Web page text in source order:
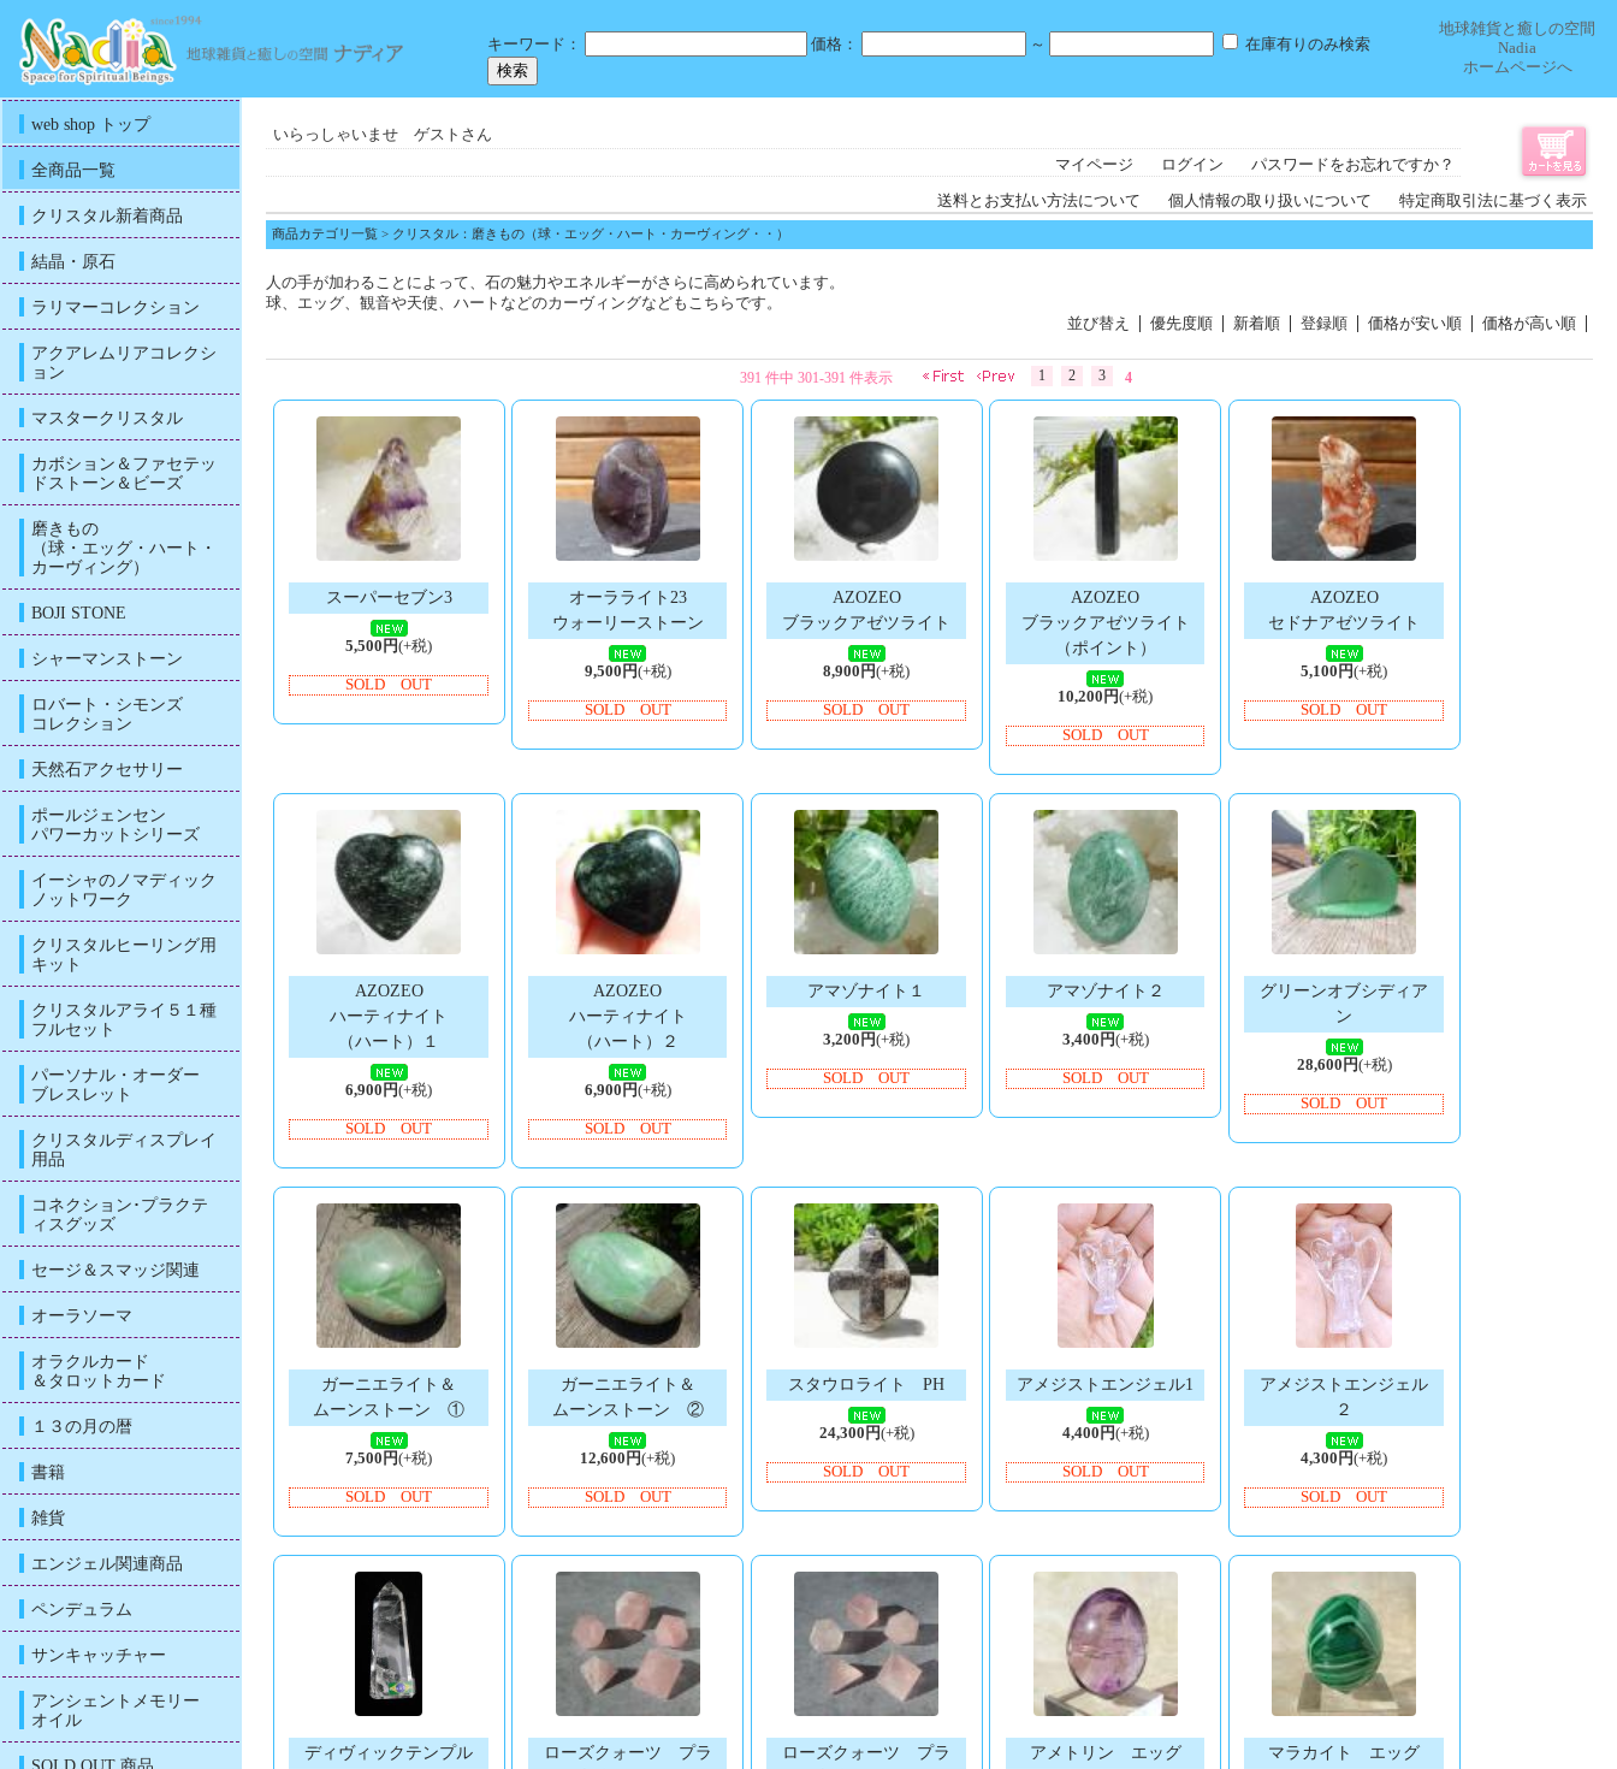
キーワード： 価格： ～ 在庫有りのみ検索
地球雑貨と癒しの空間
Nadia
ホームページへ
web shop トップ
全商品一覧
クリスタル新着商品
結晶・原石
ラリマーコレクション
アクアレムリアコレクシ
ョン
マスタークリスタル
カボション＆ファセテッ
ドストーン＆ビーズ
磨きもの
（球・エッグ・ハート・
カーヴィング）
BOJI STONE
シャーマンストーン
ロバート・シモンズ
コレクション
天然石アクセサリー
ポールジェンセン
パワーカットシリーズ
イーシャのノマディック
ノットワーク
クリスタルヒーリング用
キット
クリスタルアライ５１種
フルセット
パーソナル・オーダー
ブレスレット
クリスタルディスプレイ
用品
コネクション･プラクテ
ィスグッズ
セージ＆スマッジ関連
オーラソーマ
オラクルカード
＆タロットカード
１３の月の暦
書籍
雑貨
エンジェル関連商品
ペンデュラム
サンキャッチャー
アンシェントメモリー
オイル
いらっしゃいませ ゲストさん
マイページ
ログイン パスワードをお忘れですか？
送料とお支払い方法について 個人情報の取り扱いについて 特定商取引法に基づく表示
商品カテゴリ一覧 > クリスタル：磨きもの（球・エッグ・ハート・カーヴィング・・）
人の手が加わることによって、石の魅力やエネルギーがさらに高められています。
球、エッグ、観音や天使、ハートなどのカーヴィングなどもこちらです。
並び替え
優先度順 新着順 登録順 価格が安い順 価格が高い順
391 件中 301-391 件表示 1 2 3 4
スーパーセブン3
5,500円(+税)
SOLD OUT
オーラライト23
ウォーリーストーン
9,500円(+税)
SOLD OUT
AZOZEO
ブラックアゼツライト
8,900円(+税)
SOLD OUT
AZOZEO
ブラックアゼツライト
（ポイント）
10,200円(+税)
SOLD OUT
AZOZEO
セドナアゼツライト
5,100円(+税)
SOLD OUT
AZOZEO
ハーティナイト
（ハート）１
6,900円(+税)
SOLD OUT
AZOZEO
ハーティナイト
（ハート）２
6,900円(+税)
SOLD OUT
アマゾナイト１
3,200円(+税)
SOLD OUT
アマゾナイト２
3,400円(+税)
SOLD OUT
グリーンオブシディア
ン
28,600円(+税)
SOLD OUT
ガーニエライト＆
ムーンストーン ①
7,500円(+税)
SOLD OUT
ガーニエライト＆
ムーンストーン ②
12,600円(+税)
SOLD OUT
スタウロライト PH
24,300円(+税)
SOLD OUT
アメジストエンジェル1
4,400円(+税)
SOLD OUT
アメジストエンジェル
２
4,300円(+税)
SOLD OUT
ディヴィックテンプル
ローズクォーツ プラ
ローズクォーツ プラ
アメトリン エッグ マラカイト エッグ